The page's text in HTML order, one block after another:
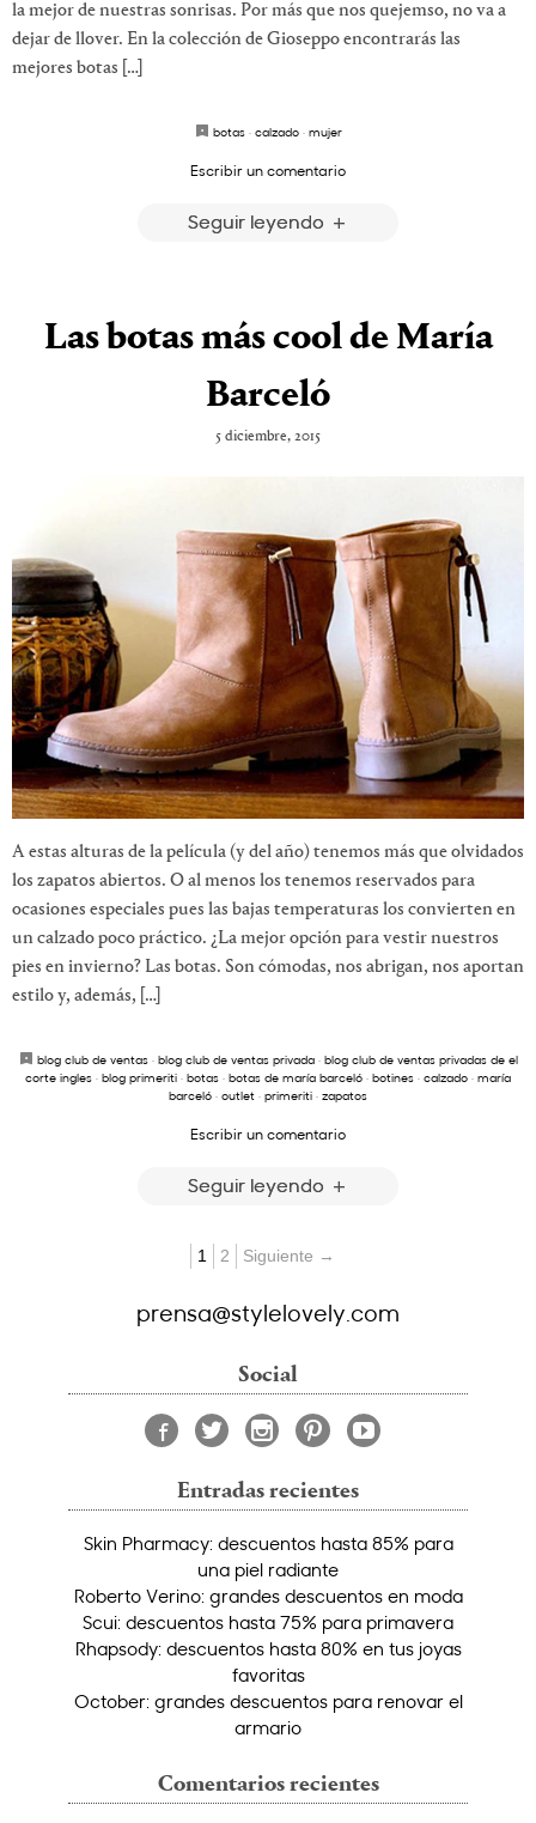
la mejor de nuestras sonrisas. Por más que nos quejemso, no va a
dejar de llover. En la colección de Gioseppo encontrarás las
mejores botas […]
botas· calzado· mujer
Escribir un comentario
Seguir leyendo
Las botas más cool de María
Barceló
5 diciembre, 2015
A estas alturas de la película (y del año) tenemos más que olvidados
los zapatos abiertos. O al menos los tenemos reservados para
ocasiones especiales pues las bajas temperaturas los convierten en
un calzado poco práctico. ¿La mejor opción para vestir nuestros
pies en invierno? Las botas. Son cómodas, nos abrigan, nos aportan
estilo y, además, […]
blog club de ventas· blog club de ventas privada· blog club de ventas privadas de el
corte ingles · blog primeriti · botas · botas de maría barceló · botines · calzado · maría
barceló · outlet · primeriti · zapatos
Escribir un comentario
Seguir leyendo
1 2 Siguiente →
prensa@stylelovely.com
Social
Entradas recientes
Skin Pharmacy: descuentos hasta 85% para
una piel radiante
Roberto Verino: grandes descuentos en moda
Scui: descuentos hasta 75% para primavera
Rhapsody: descuentos hasta 80% en tus joyas
favoritas
October: grandes descuentos para renovar el
armario
Comentarios recientes